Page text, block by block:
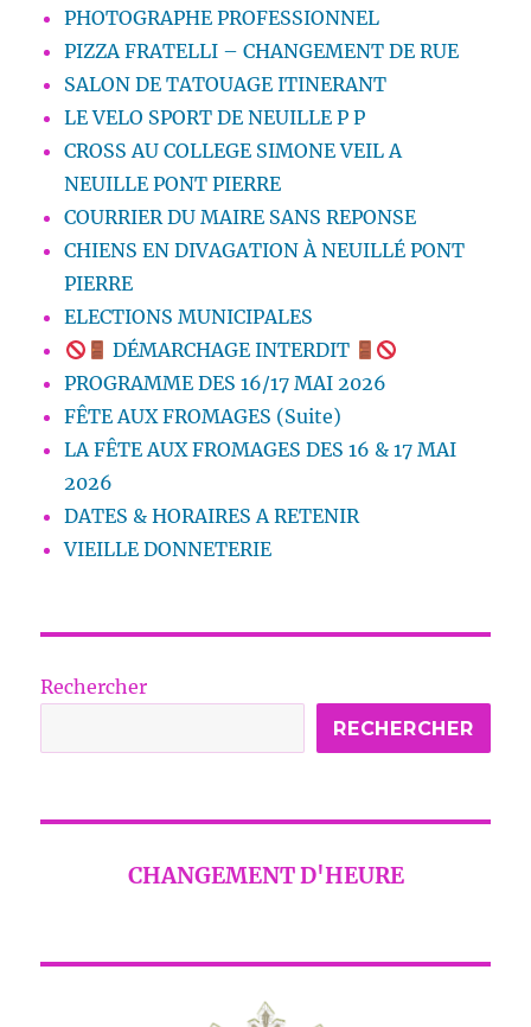
PHOTOGRAPHE PROFESSIONNEL
PIZZA FRATELLI – CHANGEMENT DE RUE
SALON DE TATOUAGE ITINERANT
LE VELO SPORT DE NEUILLE P P
CROSS AU COLLEGE SIMONE VEIL A
NEUILLE PONT PIERRE
COURRIER DU MAIRE SANS REPONSE
CHIENS EN DIVAGATION À NEUILLÉ PONT
PIERRE
ELECTIONS MUNICIPALES
DÉMARCHAGE INTERDIT
PROGRAMME DES 16/17 MAI 2026
FÊTE AUX FROMAGES (Suite)
LA FÊTE AUX FROMAGES DES 16 & 17 MAI
2026
DATES & HORAIRES A RETENIR
VIEILLE DONNETERIE
Rechercher
RECHERCHER
CHANGEMENT D'HEURE